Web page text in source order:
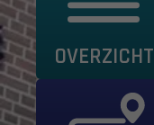
OVERZICHT